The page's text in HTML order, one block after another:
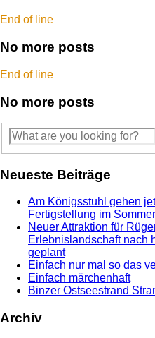
End of line
No more posts
End of line
No more posts
Neueste Beiträge
Am Königsstuhl gehen
Fertigstellung im
Neuer Attraktion für
Erlebnislandschaft nach
geplant
Einfach nur mal so das
Einfach märchenhaft
Binzer Ostseestrand
Archiv